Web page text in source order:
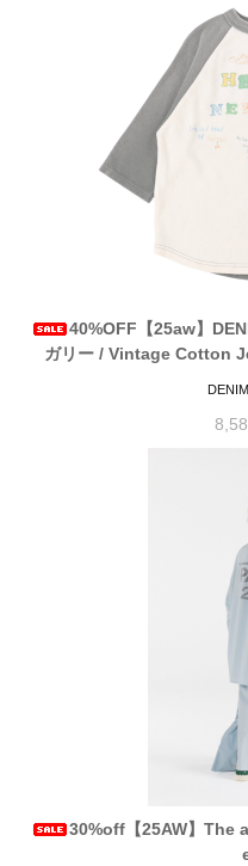
40%OFF【25aw】
ガリー / Vintage Cotton
30%off【25AW】